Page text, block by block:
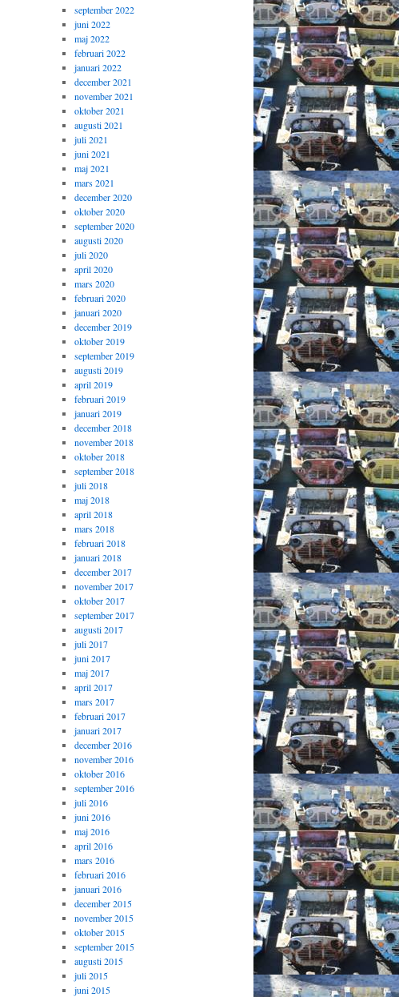
september 2022
juni 2022
maj 2022
februari 2022
januari 2022
december 2021
november 2021
oktober 2021
augusti 2021
juli 2021
juni 2021
maj 2021
mars 2021
december 2020
oktober 2020
september 2020
augusti 2020
juli 2020
april 2020
mars 2020
februari 2020
januari 2020
december 2019
oktober 2019
september 2019
augusti 2019
april 2019
februari 2019
januari 2019
december 2018
november 2018
oktober 2018
september 2018
juli 2018
maj 2018
april 2018
mars 2018
februari 2018
januari 2018
december 2017
november 2017
oktober 2017
september 2017
augusti 2017
juli 2017
juni 2017
maj 2017
april 2017
mars 2017
februari 2017
januari 2017
december 2016
november 2016
oktober 2016
september 2016
juli 2016
juni 2016
maj 2016
april 2016
mars 2016
februari 2016
januari 2016
december 2015
november 2015
oktober 2015
september 2015
augusti 2015
juli 2015
juni 2015